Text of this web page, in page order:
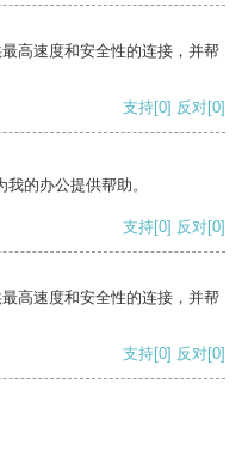
高速度和安全性的连接，并帮
支持[0] 反对[0]
的办公提供帮助。
支持[0] 反对[0]
高速度和安全性的连接，并帮
支持[0] 反对[0]